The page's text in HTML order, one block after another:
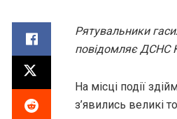
Рятувальники
повідомляє ДСНС
На місці події
з’явились великі